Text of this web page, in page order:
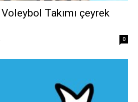
Takımı çeyrek
0